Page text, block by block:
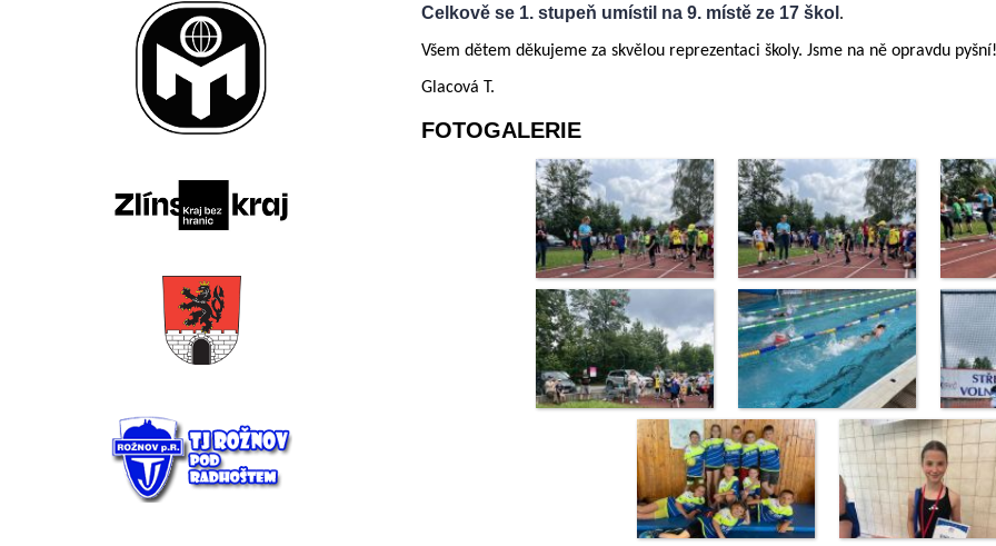
Celkově se 1. stupeň umístil na 9. místě ze 17 škol .
Všem dětem děkujeme za skvělou reprezentaci školy. Jsme na ně opravdu pyšní!
Glacová T.
FOTOGALERIE